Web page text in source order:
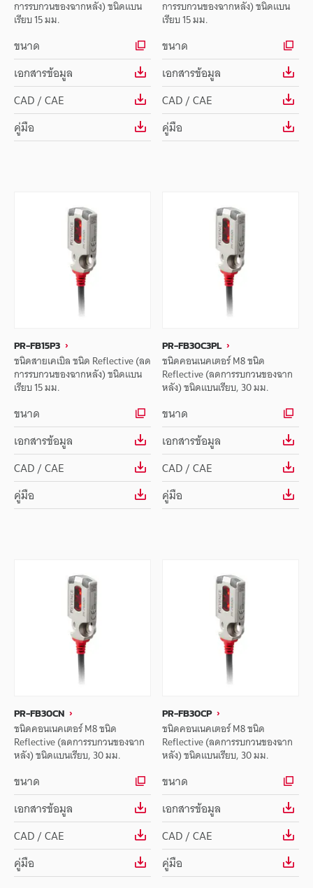
การรบกวนของฉากหลัง) ชนิดแบน
เรียบ 15 มม.
ขนาด
เอกสารข้อมูล
CAD / CAE
คู่มือ
การรบกวนของฉากหลัง) ชนิดแบน
เรียบ 15 มม.
ขนาด
เอกสารข้อมูล
CAD / CAE
คู่มือ
PR-FB15P3
ชนิดสายเคเบิล ชนิด Reflective (ลด
การรบกวนของฉากหลัง) ชนิดแบน
เรียบ 15 มม.
ขนาด
เอกสารข้อมูล
CAD / CAE
คู่มือ
PR-FB30C3PL
ชนิดคอนเนคเตอร์ M8 ชนิด
Reflective (ลดการรบกวนของฉาก
หลัง) ชนิดแบนเรียบ, 30 มม.
ขนาด
เอกสารข้อมูล
CAD / CAE
คู่มือ
PR-FB30CN
ชนิดคอนเนคเตอร์ M8 ชนิด
Reflective (ลดการรบกวนของฉาก
หลัง) ชนิดแบนเรียบ, 30 มม.
ขนาด
เอกสารข้อมูล
CAD / CAE
คู่มือ
PR-FB30CP
ชนิดคอนเนคเตอร์ M8 ชนิด
Reflective (ลดการรบกวนของฉาก
หลัง) ชนิดแบนเรียบ, 30 มม.
ขนาด
เอกสารข้อมูล
CAD / CAE
คู่มือ